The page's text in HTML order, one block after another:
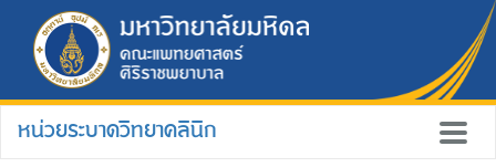
หน่วยระบาดวิทยาคลินิก